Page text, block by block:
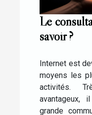
Le
savoir ?
Internet est
moyens les
activités.
avantageux,
grande